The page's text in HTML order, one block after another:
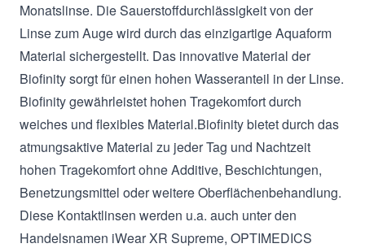
Monatslinse. Die Sauerstoffdurchlässigkeit von der
Linse zum Auge wird durch das einzigartige Aquaform
Material sichergestellt. Das innovative Material der
Biofinity sorgt für einen hohen Wasseranteil in der Linse.
Biofinity gewährleistet hohen Tragekomfort durch
weiches und flexibles Material.Biofinity bietet durch das
atmungsaktive Material zu jeder Tag und Nachtzeit
hohen Tragekomfort ohne Additive, Beschichtungen,
Benetzungsmittel oder weitere Oberflächenbehandlung.
Diese Kontaktlinsen werden u.a. auch unter den
Handelsnamen iWear XR Supreme, OPTIMEDICS